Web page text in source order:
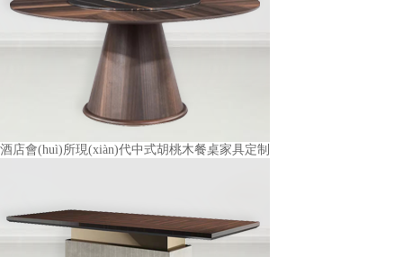
酒店會(huì)所現(xiàn)代中式胡桃木餐桌家具定制